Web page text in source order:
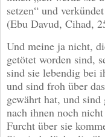
setzen“ und
(Ebu Davud, Cihad,
Und meine ja nicht,
getötet worden sind,
sind sie lebendig bei
und sind froh über
gewährt hat, und
nach ihnen noch
Furcht über sie